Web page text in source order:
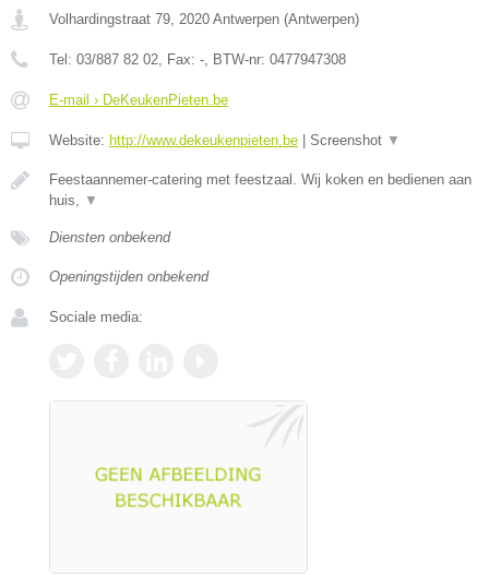
Volhardingstraat 79, 2020 Antwerpen (Antwerpen)
Tel: 03/887 82 02, Fax: -, BTW-nr: 0477947308
E-mail › DeKeukenPieten.be
Website: http://www.dekeukenpieten.be Screenshot ▼
Feestaannemer-catering met feestzaal. Wij koken en bedienen aan
huis, ▼
Diensten onbekend
Openingstijden onbekend
Sociale media: